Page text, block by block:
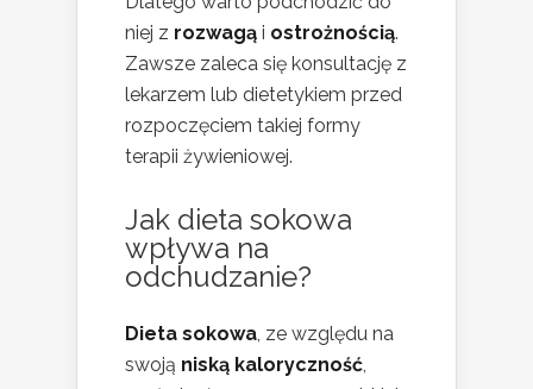
niej z rozwagą i ostrożnością.
Zawsze zaleca się konsultację z
lekarzem lub dietetykiem przed
rozpoczęciem takiej formy
terapii żywieniowej.
Jak dieta sokowa
wpływa na
odchudzanie?
Dieta sokowa, ze względu na
swoją niską kaloryczność,